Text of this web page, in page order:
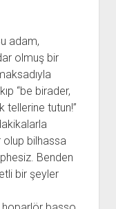
adam,
olmuş bir
“be birader,
tellerine tutun!”
bilhassa
Benden
bir şeyler